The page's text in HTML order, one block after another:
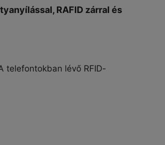
RAFID zárral és
telefontokban lévő RFID-